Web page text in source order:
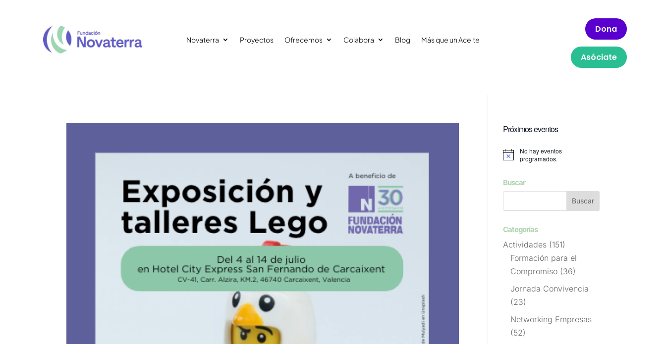
Novaterra Proyectos Ofrecemos Colabora Blog Más que un Aceite
Dona
Asóciate
Próximos eventos
Aviso
No hay eventos
programados.
Buscar
Categorías
Actividades (151)
Formación para el
Compromiso (36)
Jornada Convivencia
(23)
Networking Empresas
(52)